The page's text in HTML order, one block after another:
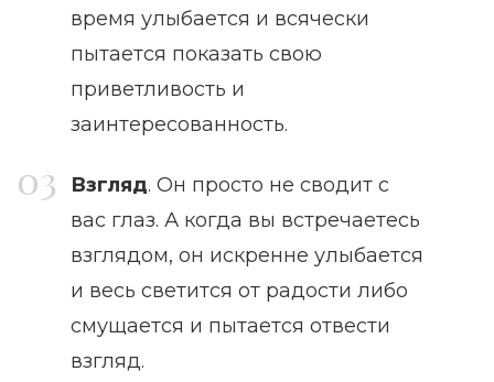
время улыбается и всячески
пытается показать свою
приветливость и
заинтересованность.
Взгляд. Он просто не сводит с
вас глаз. А когда вы встречаетесь
взглядом, он искренне улыбается
и весь светится от радости либо
смущается и пытается отвести
взгляд.